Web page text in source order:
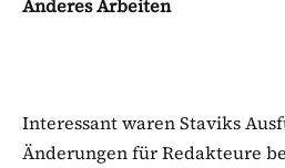
Anderes Arbeiten
Interessant waren Staviks
Änderungen für Redakteure